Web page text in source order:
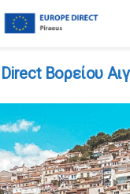
Βορείου